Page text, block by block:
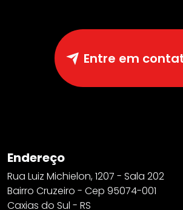
Endereço
Rua Luiz Michielon, 1207 - Sala 202
Bairro Cruzeiro - Cep 95074-001
Caxias do Sul - RS
Entre em